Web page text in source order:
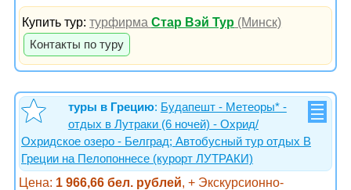
Купить тур:турфирмаСтар Вэй Тур (Минск)
Контакты по туру
туры в Грецию: Будапешт - Метеоры* -
отдых в Лутраки (6 ночей) - Охрид/
Охридское озеро - Белград; Автобусный тур отдых В
Греции на Пелопоннесе (курорт ЛУТРАКИ)
Цена: 1 966,66 бел. рублей, + Экскурсионно-